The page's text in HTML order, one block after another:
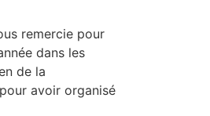
remercie pour
dans les
de la
avoir organisé